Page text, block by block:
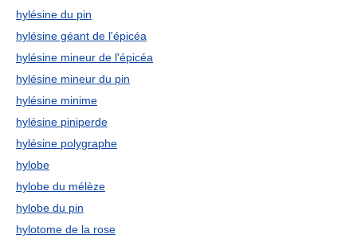
hylésine du pin
hylésine géant de l'épicéa
hylésine mineur de l'épicéa
hylésine mineur du pin
hylésine minime
hylésine piniperde
hylésine polygraphe
hylobe
hylobe du mélèze
hylobe du pin
hylotome de la rose